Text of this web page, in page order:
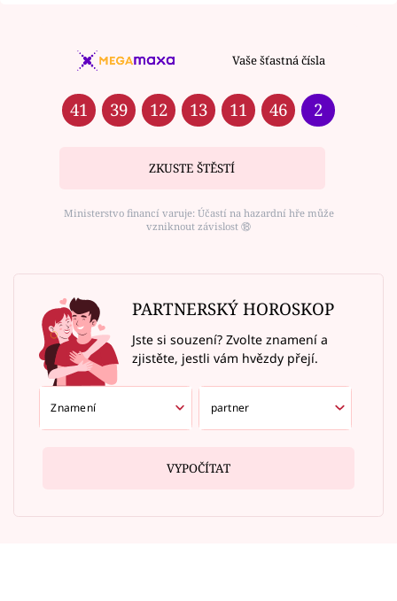
Vaše šťastná čísla
41 39 12 13 11 46 2
ZKUSTE ŠTĚSTÍ
Ministerstvo financí varuje: Účastí na hazardní hře může
vzniknout závislost ⑱
PARTNERSKÝ HOROSKOP
Jste si souzení? Zvolte znamení a
zjistěte, jestli vám hvězdy přejí.
VYPOČÍTAT